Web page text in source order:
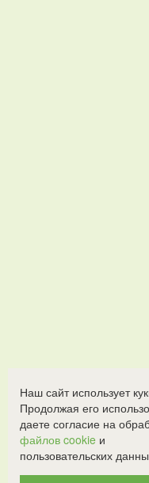
Наш сайт использует
Продолжая его
даете согласие на
файлов cookie и
пользовательских